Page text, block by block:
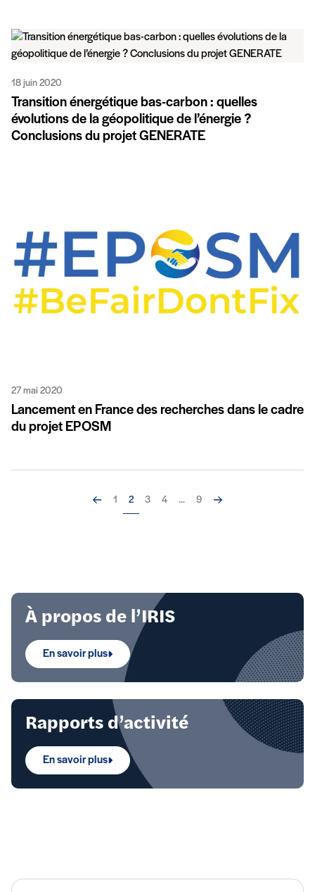
18 juin 2020
Transition énergétique bas-carbon : quelles
évolutions de la géopolitique de l’énergie ?
Conclusions du projet GENERATE
27 mai 2020
Lancement en France des recherches dans le cadre
du projet EPOSM
Précédent
1 2 3 4 ... 9 Suivant
À propos de l’IRIS
En savoir plus
Rapports d’activité
En savoir plus